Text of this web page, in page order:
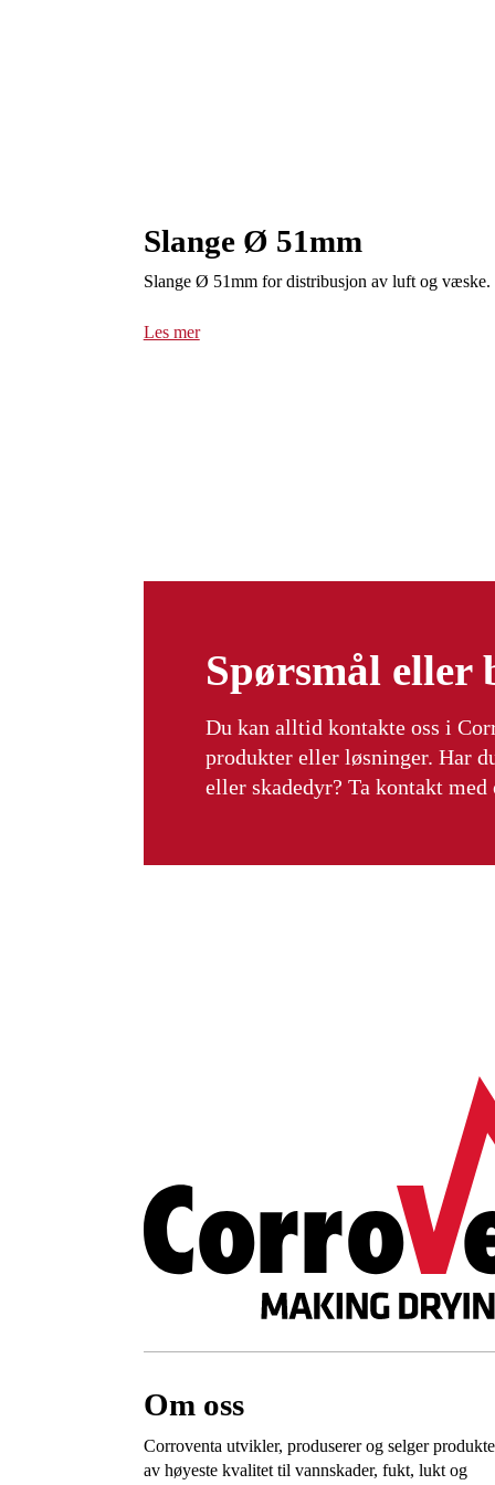
Slange Ø 51mm
Slange Ø 51mm for distribusjon av luft og væske.
Les mer
Spørsmål eller
Du kan alltid kontakte oss i
produkter eller løsninger. Har
eller skadedyr? Ta kontakt
Om oss
Corroventa utvikler, produserer og selger
av høyeste kvalitet til vannskader, fukt, lukt og